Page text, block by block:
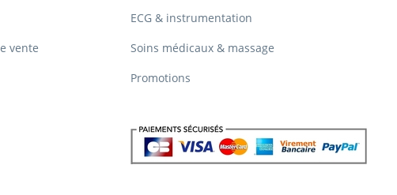
vente
ECG & instrumentation
Soins médicaux & massage
Promotions